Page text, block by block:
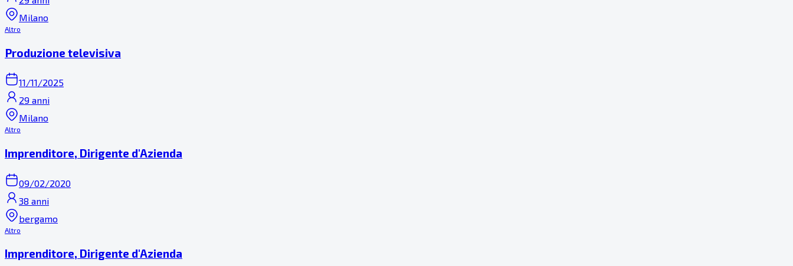
Milano
Altro
Produzione televisiva
11/11/2025
29 anni
Milano
Altro
Imprenditore, Dirigente d'Azienda
09/02/2020
38 anni
bergamo
Altro
Imprenditore, Dirigente d'Azienda